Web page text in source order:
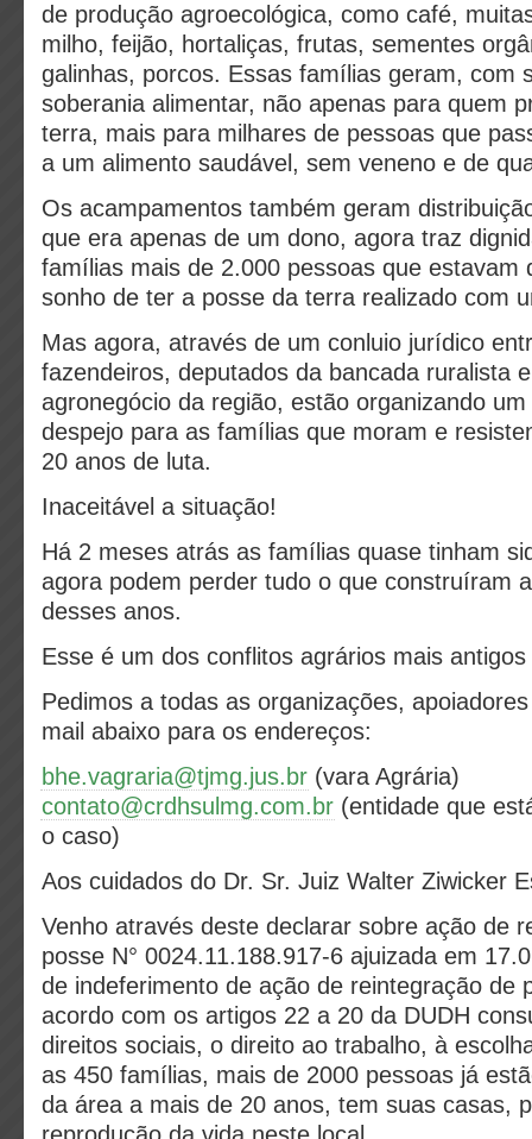
de produção agroecológica, como café,
milho, feijão, hortaliças, frutas, sementes
galinhas, porcos. Essas famílias geram, com
soberania alimentar, não apenas para quem
terra, mais para milhares de pessoas que
a um alimento saudável, sem veneno e de
Os acampamentos também geram
que era apenas de um dono, agora traz
famílias mais de 2.000 pessoas que estavam
sonho de ter a posse da terra realizado com
Mas agora, através de um conluio jurídico
fazendeiros, deputados da bancada ruralista
agronegócio da região, estão organizando
despejo para as famílias que moram e
20 anos de luta.
Inaceitável a situação!
Há 2 meses atrás as famílias quase tinham
agora podem perder tudo o que construíram
desses anos.
Esse é um dos conflitos agrários mais
Pedimos a todas as organizações,
mail abaixo para os endereços:
bhe.vagraria@tjmg.jus.br (vara Agrária)
contato@crdhsulmg.com.br (entidade que
o caso)
Aos cuidados do Dr. Sr. Juiz Walter Ziwicker
Venho através deste declarar sobre ação de
posse N° 0024.11.188.917-6 ajuizada em
de indeferimento de ação de reintegração de
acordo com os artigos 22 a 20 da DUDH
direitos sociais, o direito ao trabalho, à
as 450 famílias, mais de 2000 pessoas já
da área a mais de 20 anos, tem suas casas,